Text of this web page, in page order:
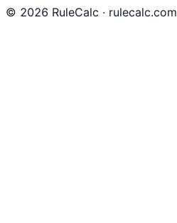
© 2026 RuleCalc · rulecalc.com